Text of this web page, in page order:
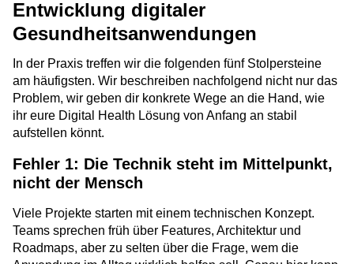
Entwicklung digitaler
Gesundheitsanwendungen
In der Praxis treffen wir die folgenden fünf Stolpersteine
am häufigsten. Wir beschreiben nachfolgend nicht nur das
Problem, wir geben dir konkrete Wege an die Hand, wie
ihr eure Digital Health Lösung von Anfang an stabil
aufstellen könnt.
Fehler 1: Die Technik steht im Mittelpunkt,
nicht der Mensch
Viele Projekte starten mit einem technischen Konzept.
Teams sprechen früh über Features, Architektur und
Roadmaps, aber zu selten über die Frage, wem die